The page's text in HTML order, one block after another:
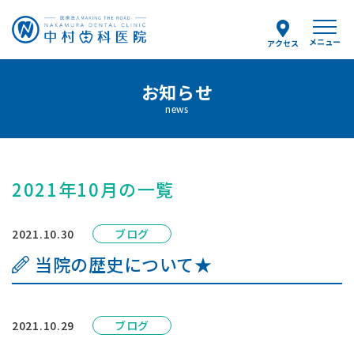
アクセス
お知らせ
news
2021年10月の一覧
2021.10.30 ブログ
当院の歴史について★
2021.10.29 ブログ
メニュー
予約のお電話はこちらから
0154-25-8036
（受付時間）
当院について
スタッフ紹介